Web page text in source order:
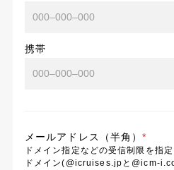
携帯
メールアドレス（半角）*
ドメイン指定などの受信制限を指
ドメイン(@icruises.jpと@icm-